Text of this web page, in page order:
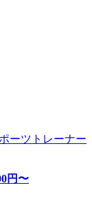
ーツトレーナー
円〜